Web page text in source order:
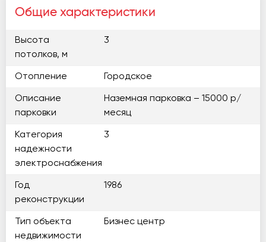
Общие характеристики
Высота
потолков, м
3
Отопление Городское
Описание
парковки
Наземная парковка – 15000 р/
месяц
Категория
надежности
электроснабжения
3
Год
реконструкции
1986
Тип объекта
недвижимости
Бизнес центр